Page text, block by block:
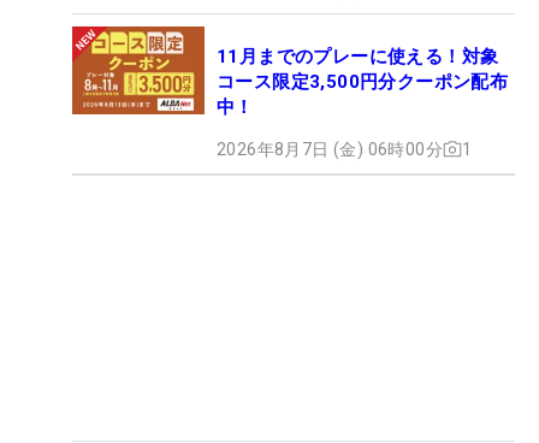
11月までのプレーに使える！対象
コース限定3,500円分クーポン配布
中！
2026年8月7日 (金) 06時00分 1